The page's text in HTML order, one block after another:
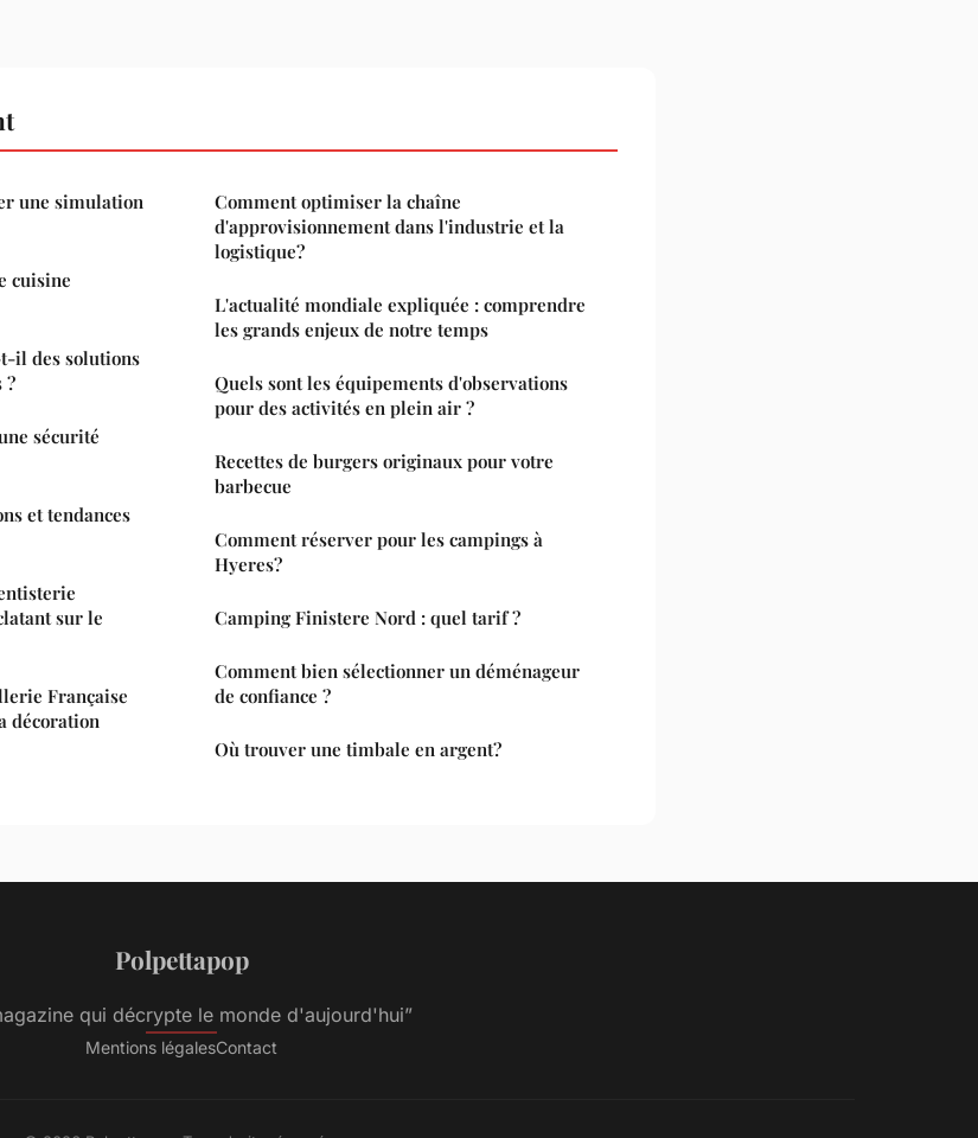
une simulation
cuisine
il des solutions
?
sécurité
et tendances
sur le
Française
décoration
Comment optimiser la chaîne
d'approvisionnement dans l'industrie et la
logistique?
L'actualité mondiale expliquée : comprendre
les grands enjeux de notre temps
Quels sont les équipements d'observations
pour des activités en plein air ?
Recettes de burgers originaux pour votre
barbecue
Comment réserver pour les campings à
Hyeres?
Camping Finistere Nord : quel tarif ?
Comment bien sélectionner un déménageur
de confiance ?
Où trouver une timbale en argent?
Polpettapop
qui décrypte le monde d'aujourd'hui”
Mentions légalesContact